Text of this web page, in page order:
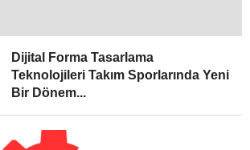
Dijital Forma Tasarlama
Teknolojileri Takım Sporlarında Yeni
Bir Dönem...